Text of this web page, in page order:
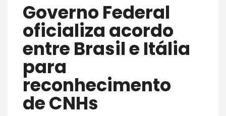
Governo Federal
oficializa acordo
entre Brasil e Itália
para
reconhecimento
de CNHs